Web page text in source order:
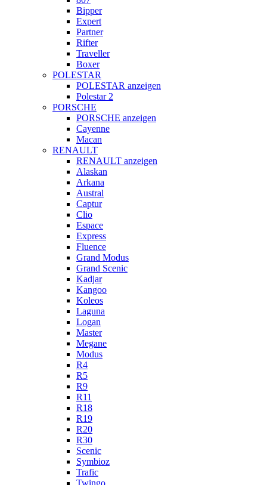
Bipper
Expert
Partner
Rifter
Traveller
Boxer
POLESTAR
POLESTAR anzeigen
Polestar 2
PORSCHE
PORSCHE anzeigen
Cayenne
Macan
RENAULT
RENAULT anzeigen
Alaskan
Arkana
Austral
Captur
Clio
Espace
Express
Fluence
Grand Modus
Grand Scenic
Kadjar
Kangoo
Koleos
Laguna
Logan
Master
Megane
Modus
R4
R5
R9
R11
R18
R19
R20
R30
Scenic
Symbioz
Trafic
Twingo